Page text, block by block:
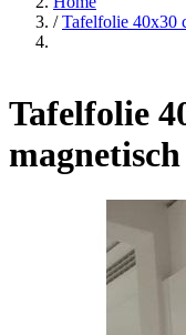
/ Tafelfolie 40x30
Tafelfolie